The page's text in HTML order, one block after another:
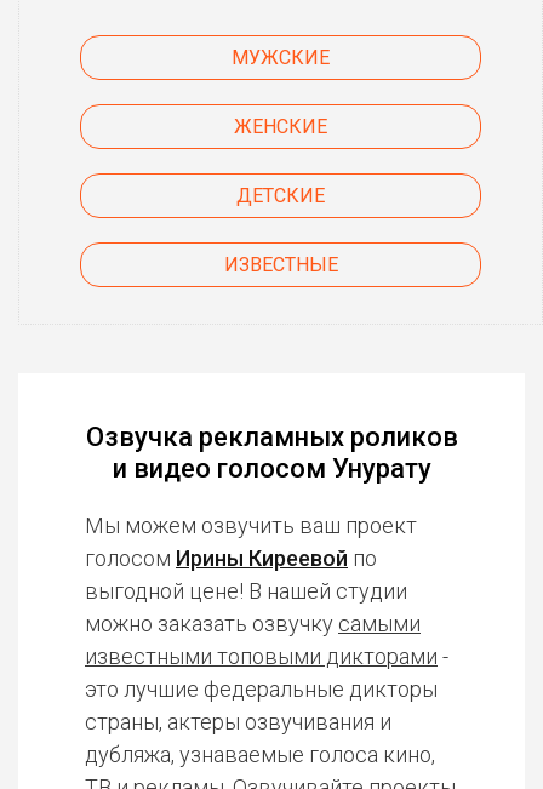
МУЖСКИЕ
ЖЕНСКИЕ
ДЕТСКИЕ
ИЗВЕСТНЫЕ
Озвучка рекламных роликов
и видео голосом Унурату
Мы можем озвучить ваш проект
голосом Ирины Киреевой по
выгодной цене! В нашей студии
можно заказать озвучку самыми
известными топовыми дикторами -
это лучшие федеральные дикторы
страны, актеры озвучивания и
дубляжа, узнаваемые голоса кино,